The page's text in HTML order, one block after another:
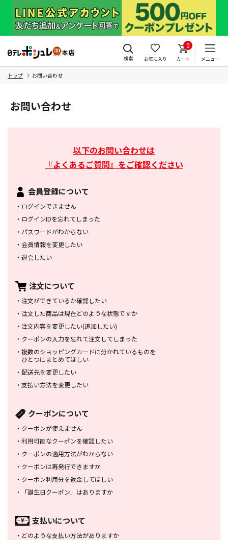
検索 お気に入り
0
カート メニュー
トップ お問い合わせ
お問い合わせ
以下のお問い合わせは
『よくあるご質問』をご確認ください
会員登録について
・ ログインできません
・ ログインIDを忘れてしまった
・ パスワードがわからない
・ 会員情報を変更したい
・ 退会したい
注文について
・ 注文ができているか確認したい
・ 注文した商品は現在どのような状態ですか
・ 注文内容を変更したい(追加したい)
・ クーポンの入力を忘れて注文してしまった
・ 複数のショッピングカードに分かれているものを
ひとつにまとめてほしい
・ 配送先を変更したい
・ 支払い方法を変更したい
クーポンについて
・ クーポンが使えません
・ 利用可能なクーポンを確認したい
・ クーポンの適用方法がわからない
・ クーポンは再発行できますか
・ クーポン利用分を返金してほしい
・
「誕生日クーポン」はありますか
支払いについて
・ どのような支払い方法がありますか